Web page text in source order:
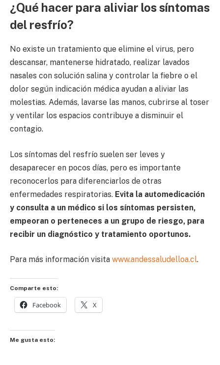
¿Qué hacer para aliviar los síntomas
del resfrío?
No existe un tratamiento que elimine el virus, pero
descansar, mantenerse hidratado, realizar lavados
nasales con solución salina y controlar la fiebre o el
dolor según indicación médica ayudan a aliviar las
molestias. Además, lavarse las manos, cubrirse al toser
y ventilar los espacios contribuye a disminuir el
contagio.
Los síntomas del resfrío suelen ser leves y
desaparecer en pocos días, pero es importante
reconocerlos para diferenciarlos de otras
enfermedades respiratorias. Evita la automedicación
y consulta a un médico si los síntomas persisten,
empeoran o perteneces a un grupo de riesgo, para
recibir un diagnóstico y tratamiento oportunos.
Para más información visita www.andessaludelloa.cl.
Comparte esto:
Facebook X
Me gusta esto: